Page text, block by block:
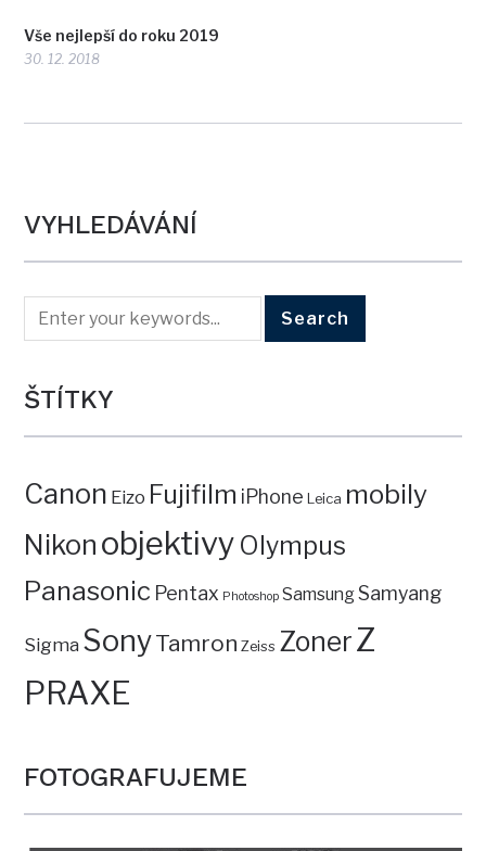
Vše nejlepší do roku 2019
30. 12. 2018
VYHLEDÁVÁNÍ
ŠTÍTKY
Canon Eizo Fujifilm iPhone Leica mobily
Nikon objektivy Olympus
Panasonic Pentax Photoshop SamsungSamyang
Sigma SonyTamron Zeiss ZonerZ
PRAXE
FOTOGRAFUJEME